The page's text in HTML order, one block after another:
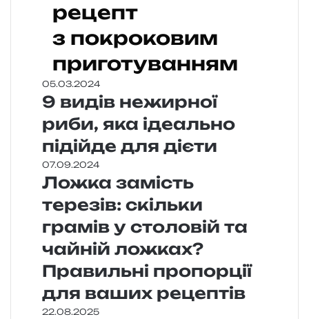
рецепт
з покроковим
приготуванням
05.03.2024
9 видів нежирної
риби, яка ідеально
підійде для дієти
07.09.2024
Ложка замість
терезів: скільки
грамів у столовій та
чайній ложках?
Правильні пропорції
для ваших рецептів
22.08.2025